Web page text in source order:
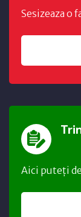
Sesizeaza o
Aici puteți